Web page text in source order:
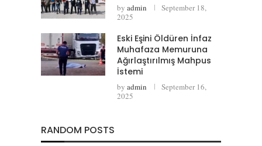
by admin
September 18,
2025
Eski Eşini Öldüren İnfaz
Muhafaza Memuruna
Ağırlaştırılmış Mahpus
İstemi
by admin
September 16,
2025
RANDOM POSTS